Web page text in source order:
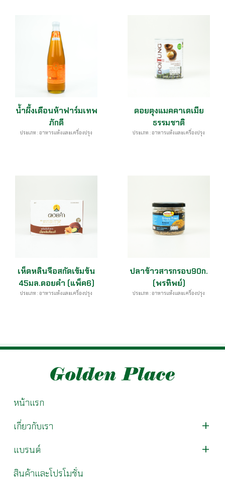
น้ำผึ้งเดือนห้าฟาร์มเทพ
ภักดี
ประเภท : อาหารแห้งและเครื่องปรุง
ดอยตุงแมคคาเดเมีย
ธรรมชาติ
ประเภท : อาหารแห้งและเครื่องปรุง
เห็ดหลินจือสกัดเข้มข้น
45มล.ดอยคำ (แพ็ค6)
ประเภท : อาหารแห้งและเครื่องปรุง
ปลาข้าวสารกรอบ90ก.
(พรทิพย์)
ประเภท : อาหารแห้งและเครื่องปรุง
หน้าแรก
เกี่ยวกับเรา
แบรนด์
สินค้าและโปรโมชั่น